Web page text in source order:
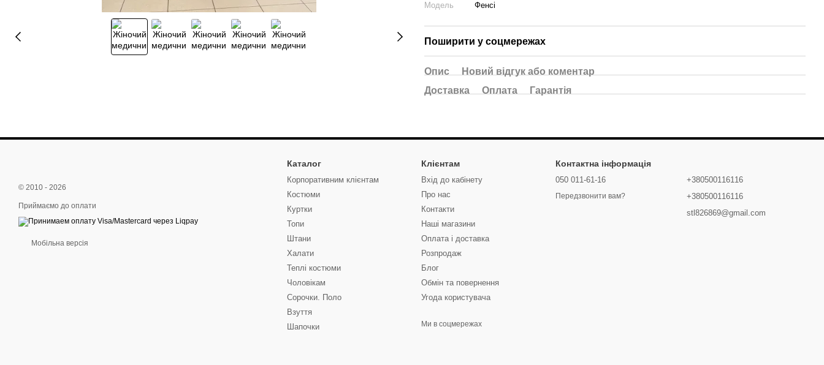
Модель
Фенсі
Поширити у соцмережах
Опис
Новий відгук або коментар
Доставка
Оплата Гарантія
© 2010 - 2026
Приймаємо до оплати
Мобільна версія
Каталог
Корпоративним клієнтам
Костюми
Куртки
Топи
Штани
Халати
Теплі костюми
Чоловікам
Сорочки. Поло
Взуття
Шапочки
Клієнтам
Вхід до кабінету
Про нас
Контакти
Наші магазини
Оплата і доставка
Розпродаж
Блог
Обмін та повернення
Угода користувача
Ми в соцмережах
Контактна інформація
050 011-61-16
Передзвонити вам?
+380500116116
+380500116116
stl826869@gmail.com